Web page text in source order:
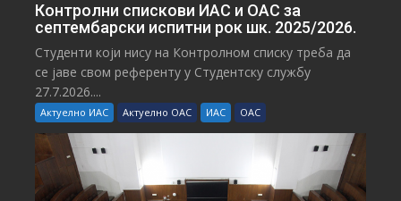
Контролни спискови ИАС и ОАС за
септембарски испитни рок шк. 2025/2026.
Студенти који нису на Контролном списку треба да
се јаве свом референту у Студентску службу
27.7.2026....
Актуелно ИАС Актуелно ОАС ИАС ОАС